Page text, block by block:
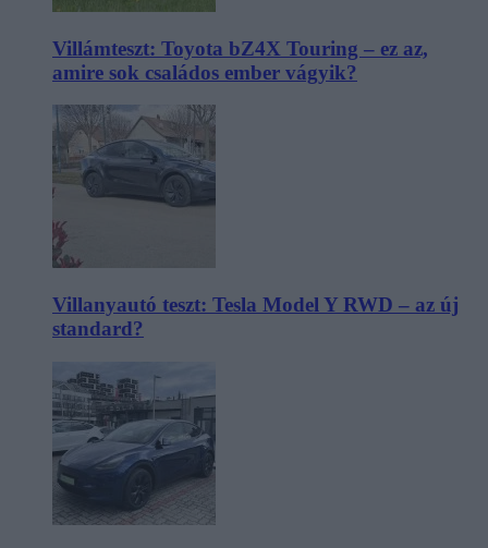
Villámteszt: Toyota bZ4X Touring – ez az,
amire sok családos ember vágyik?
Villanyautó teszt: Tesla Model Y RWD – az új
standard?